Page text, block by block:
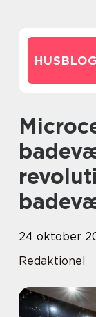
Microcement
24 oktober
Redaktionel